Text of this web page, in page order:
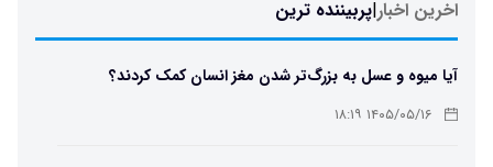
اخرین اخبار|پربیننده ترین
آیا میوه و عسل به بزرگ‌تر شدن مغز انسان کمک کردند؟
۱۴۰۵/۰۵/۱۶ ۱۸:۱۹